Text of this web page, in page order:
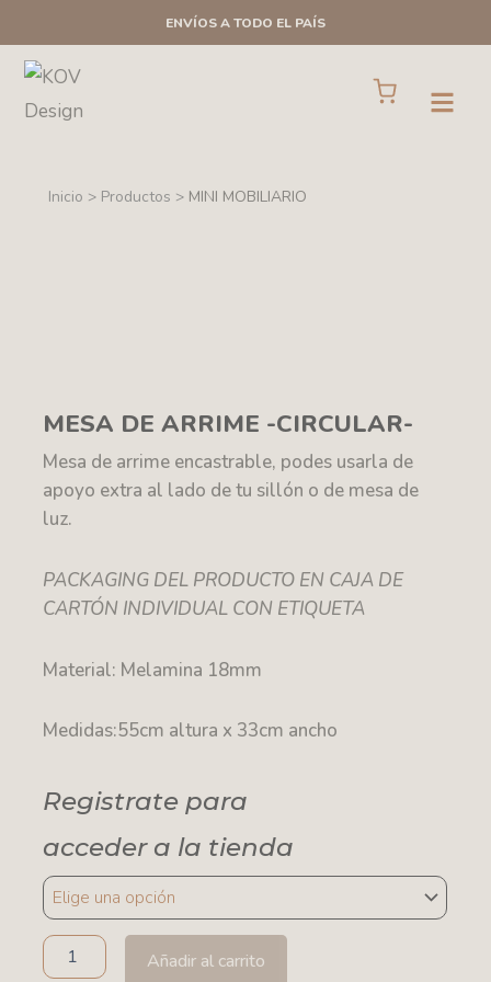
al
contenido
ENVÍOS A TODO EL PAÍS
Open
Cart
Inicio > Productos > MINI MOBILIARIO
MESA DE ARRIME -CIRCULAR-
Mesa de arrime encastrable, podes usarla de
apoyo extra al lado de tu sillón o de mesa de
luz.
PACKAGING DEL PRODUCTO EN CAJA DE
CARTÓN INDIVIDUAL CON ETIQUETA
Material: Melamina 18mm
Medidas:55cm altura x 33cm ancho
Registrate para
acceder a la tienda
MESA
DE
-
CIRCULAR-
Añadir al carrito